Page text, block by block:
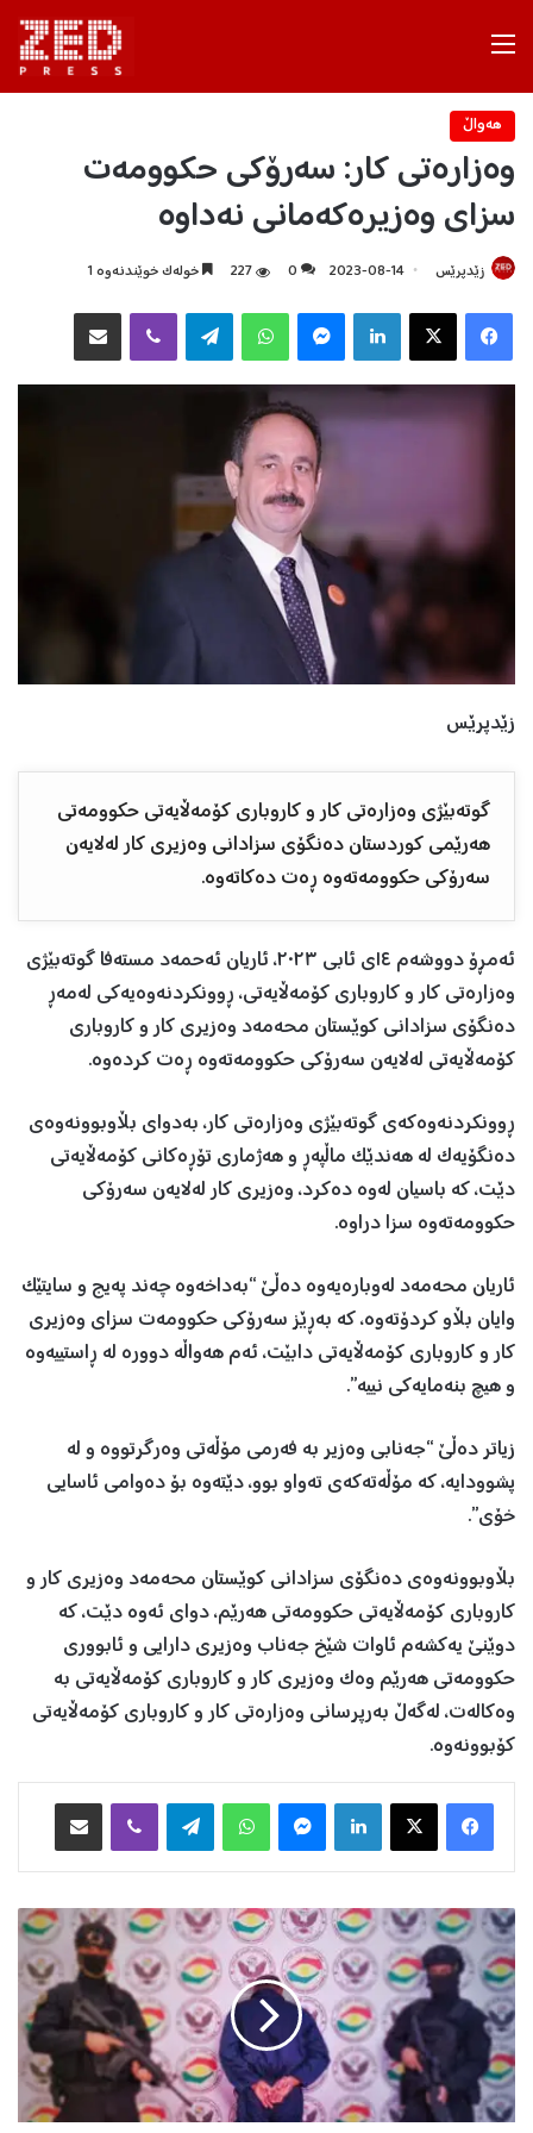
هه‌واڵ
وەزارەتی کار: سەرۆکی حکوومەت
سزای وەزیرەکەمانی نەداوە
زێدپرێس 2023-08-14
0
227 خولەک خوێندنەوە 1
X
Telegram
زێدپرێس
گوتەبێژی وەزارەتی کار و کاروباری کۆمەڵایەتی حکوومەتی
هەرێمی کوردستان دەنگۆی سزادانی وەزیری کار لەلایەن
سەرۆکی حکوومەتەوە ڕەت دەکاتەوە.
ئەمڕۆ دووشەم ١٤ی ئابی ٢٠٢٣، ئاریان ئەحمەد مستەفا گوتەبێژی
وەزارەتی کار و کاروباری کۆمەڵایەتی، ڕوونکردنەوەیەکی لەمەڕ
دەنگۆی سزادانی کوێستان محەمەد وەزیری کار و کاروباری
کۆمەڵایەتی لەلایەن سەرۆکی حکوومەتەوە ڕەت کردەوە.
ڕوونکردنەوەکەی گوتەبێژی وەزارەتی کار، بەدوای بڵاوبوونەوەی
دەنگۆیەک لە هەندێک ماڵپەڕ و هەژماری تۆڕەکانی کۆمەڵایەتی
دێت، کە باسیان لەوە دەکرد، وەزیری کار لەلایەن سەرۆکی
حکوومەتەوە سزا دراوە.
ئاریان محەمەد لەوبارەیەوە دەڵێ “بەداخەوە چەند پەیج و سایتێک
وایان بڵاو کردۆتەوە، کە بەڕێز سەرۆکی حکوومەت سزای وەزیری
کار و کاروباری کۆمەڵایەتی دابێت، ئەم هەواڵە دوورە لە ڕاستییەوە
و ھیچ بنەمایەکی نییە”.
زیاتر دەڵێ “جەنابی وەزیر بە فەرمی مۆڵەتی وەرگرتووە و لە
پشوودایە، کە مۆڵەتەکەی تەواو بوو، دێتەوە بۆ دەوامی ئاسایی
خۆی”.
بڵاوبوونەوەی دەنگۆی سزادانی کوێستان محەمەد وەزیری کار و
کاروباری کۆمەڵایەتی حکوومەتی هەرێم، دوای ئەوە دێت، کە
دوێنێ یەکشەم ئاوات شێخ جەناب وەزیری دارایی و ئابووری
حکوومەتی هەرێم وەک وەزیری کار و کاروباری کۆمەڵایەتی بە
وەکالەت، لەگەڵ بەرپرسانی وەزارەتی کار و کاروباری کۆمەڵایەتی
کۆبوونەوە.
X
Telegram
ت
ۆ
م
ە
ت
ب
ا
ر
ێ